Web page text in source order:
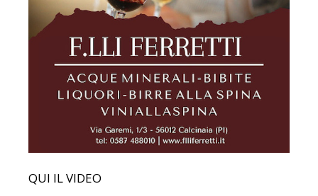
QUI IL VIDEO